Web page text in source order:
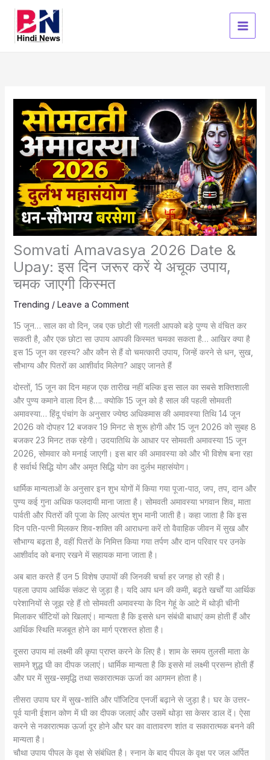
content
Somvati Amavasya 2026 Date &
Upay: इस दिन जरूर करें ये अचूक उपाय,
चमक जाएगी किस्मत
Trending / Leave a Comment
15 जून… साल का वो दिन, जब एक छोटी सी गलती आपको बड़े पुण्य से वंचित कर
सकती है, और एक छोटा सा उपाय आपकी किस्मत चमका सकता है… आखिर क्या है
इस 15 जून का रहस्य? और कौन से हैं वो चमत्कारी उपाय, जिन्हें करने से धन, सुख,
सौभाग्य और पितरों का आशीर्वाद मिलेगा? आइए जानते हैं
दोस्तों, 15 जून का दिन महज एक तारीख नहीं बल्कि इस साल का सबसे शक्तिशाली
और पुण्य कमाने वाला दिन है…. क्योकि 15 जून को है साल की पहली सोमवती
अमावस्या… हिंदू पंचांग के अनुसार ज्येष्ठ अधिकमास की अमावस्या तिथि 14 जून
2026 को दोपहर 12 बजकर 19 मिनट से शुरू होगी और 15 जून 2026 को सुबह 8
बजकर 23 मिनट तक रहेगी। उदयातिथि के आधार पर सोमवती अमावस्या 15 जून
2026, सोमवार को मनाई जाएगी। इस बार की अमावस्या को और भी विशेष बना रहा
है सर्वार्थ सिद्धि योग और अमृत सिद्धि योग का दुर्लभ महासंयोग।
धार्मिक मान्यताओं के अनुसार इन शुभ योगों में किया गया पूजा-पाठ, जप, तप, दान और
पुण्य कई गुना अधिक फलदायी माना जाता है। सोमवती अमावस्या भगवान शिव, माता
पार्वती और पितरों की पूजा के लिए अत्यंत शुभ मानी जाती है। कहा जाता है कि इस
दिन पति-पत्नी मिलकर शिव-शक्ति की आराधना करें तो वैवाहिक जीवन में सुख और
सौभाग्य बढ़ता है, वहीं पितरों के निमित्त किया गया तर्पण और दान परिवार पर उनके
आशीर्वाद को बनाए रखने में सहायक माना जाता है।
अब बात करते हैं उन 5 विशेष उपायों की जिनकी चर्चा हर जगह हो रही है।
पहला उपाय आर्थिक संकट से जुड़ा है। यदि आप धन की कमी, बढ़ते खर्चों या आर्थिक
परेशानियों से जूझ रहे हैं तो सोमवती अमावस्या के दिन गेहूं के आटे में थोड़ी चीनी
मिलाकर चींटियों को खिलाएं। मान्यता है कि इससे धन संबंधी बाधाएं कम होती हैं और
आर्थिक स्थिति मजबूत होने का मार्ग प्रशस्त होता है।
दूसरा उपाय मां लक्ष्मी की कृपा प्राप्त करने के लिए है। शाम के समय तुलसी माता के
सामने शुद्ध घी का दीपक जलाएं। धार्मिक मान्यता है कि इससे मां लक्ष्मी प्रसन्न होती हैं
और घर में सुख-समृद्धि तथा सकारात्मक ऊर्जा का आगमन होता है।
तीसरा उपाय घर में सुख-शांति और पॉजिटिव एनर्जी बढ़ाने से जुड़ा है। घर के उत्तर-
पूर्व यानी ईशान कोण में घी का दीपक जलाएं और उसमें थोड़ा सा केसर डाल दें। ऐसा
करने से नकारात्मक ऊर्जा दूर होने और घर का वातावरण शांत व सकारात्मक बनने की
मान्यता है।
चौथा उपाय पीपल के वृक्ष से संबंधित है। स्नान के बाद पीपल के वृक्ष पर जल अर्पित